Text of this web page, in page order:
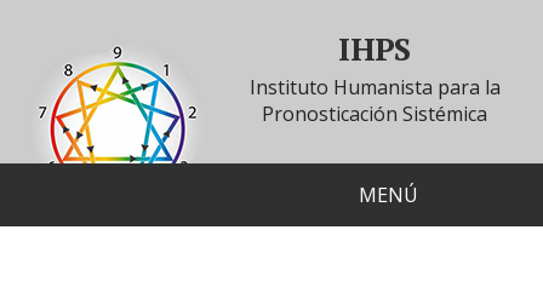
IHPS
Instituto Humanista para la
Pronosticación Sistémica
MENÚ